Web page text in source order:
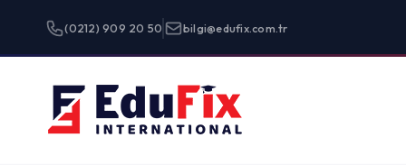
(0212) 909 20 50 bilgi@edufix.com.tr